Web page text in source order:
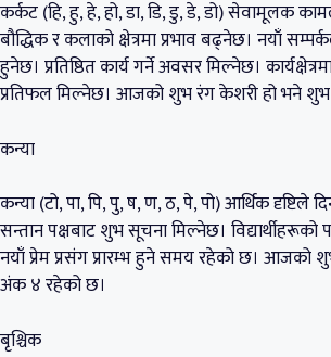
कर्कट (हि, हु, हे, हो, डा, डि, डु, डे, डो) सेवामूलक
बौद्धिक र कलाको क्षेत्रमा प्रभाव बढ्नेछ। नयाँ
हुनेछ। प्रतिष्ठित कार्य गर्ने अवसर मिल्नेछ।
प्रतिफल मिल्नेछ। आजको शुभ रंग केशरी हो भने
कन्या
कन्या (टो, पा, पि, पु, ष, ण, ठ, पे, पो) आर्थिक दृष्टिले
सन्तान पक्षबाट शुभ सूचना मिल्नेछ। विद्यार्थीहरूको
नयाँ प्रेम प्रसंग प्रारम्भ हुने समय रहेको छ। आजको
अंक ४ रहेको छ।
बृश्चिक